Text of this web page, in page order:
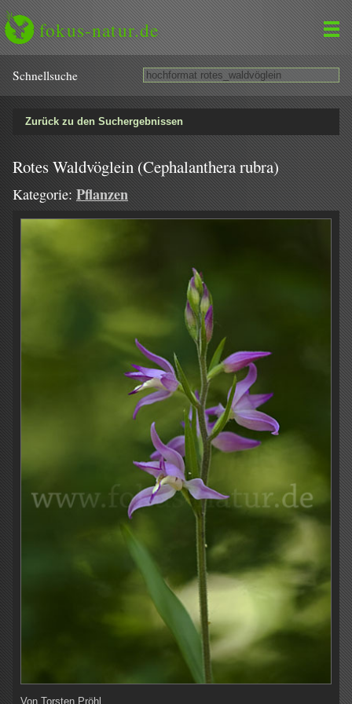
fokus-natur.de
Schnell­suche
Zurück zu den Suchergebnissen
Rotes Waldvöglein (Cephalanthera rubra)
Kategorie: Pflanzen
Von Torsten Pröhl